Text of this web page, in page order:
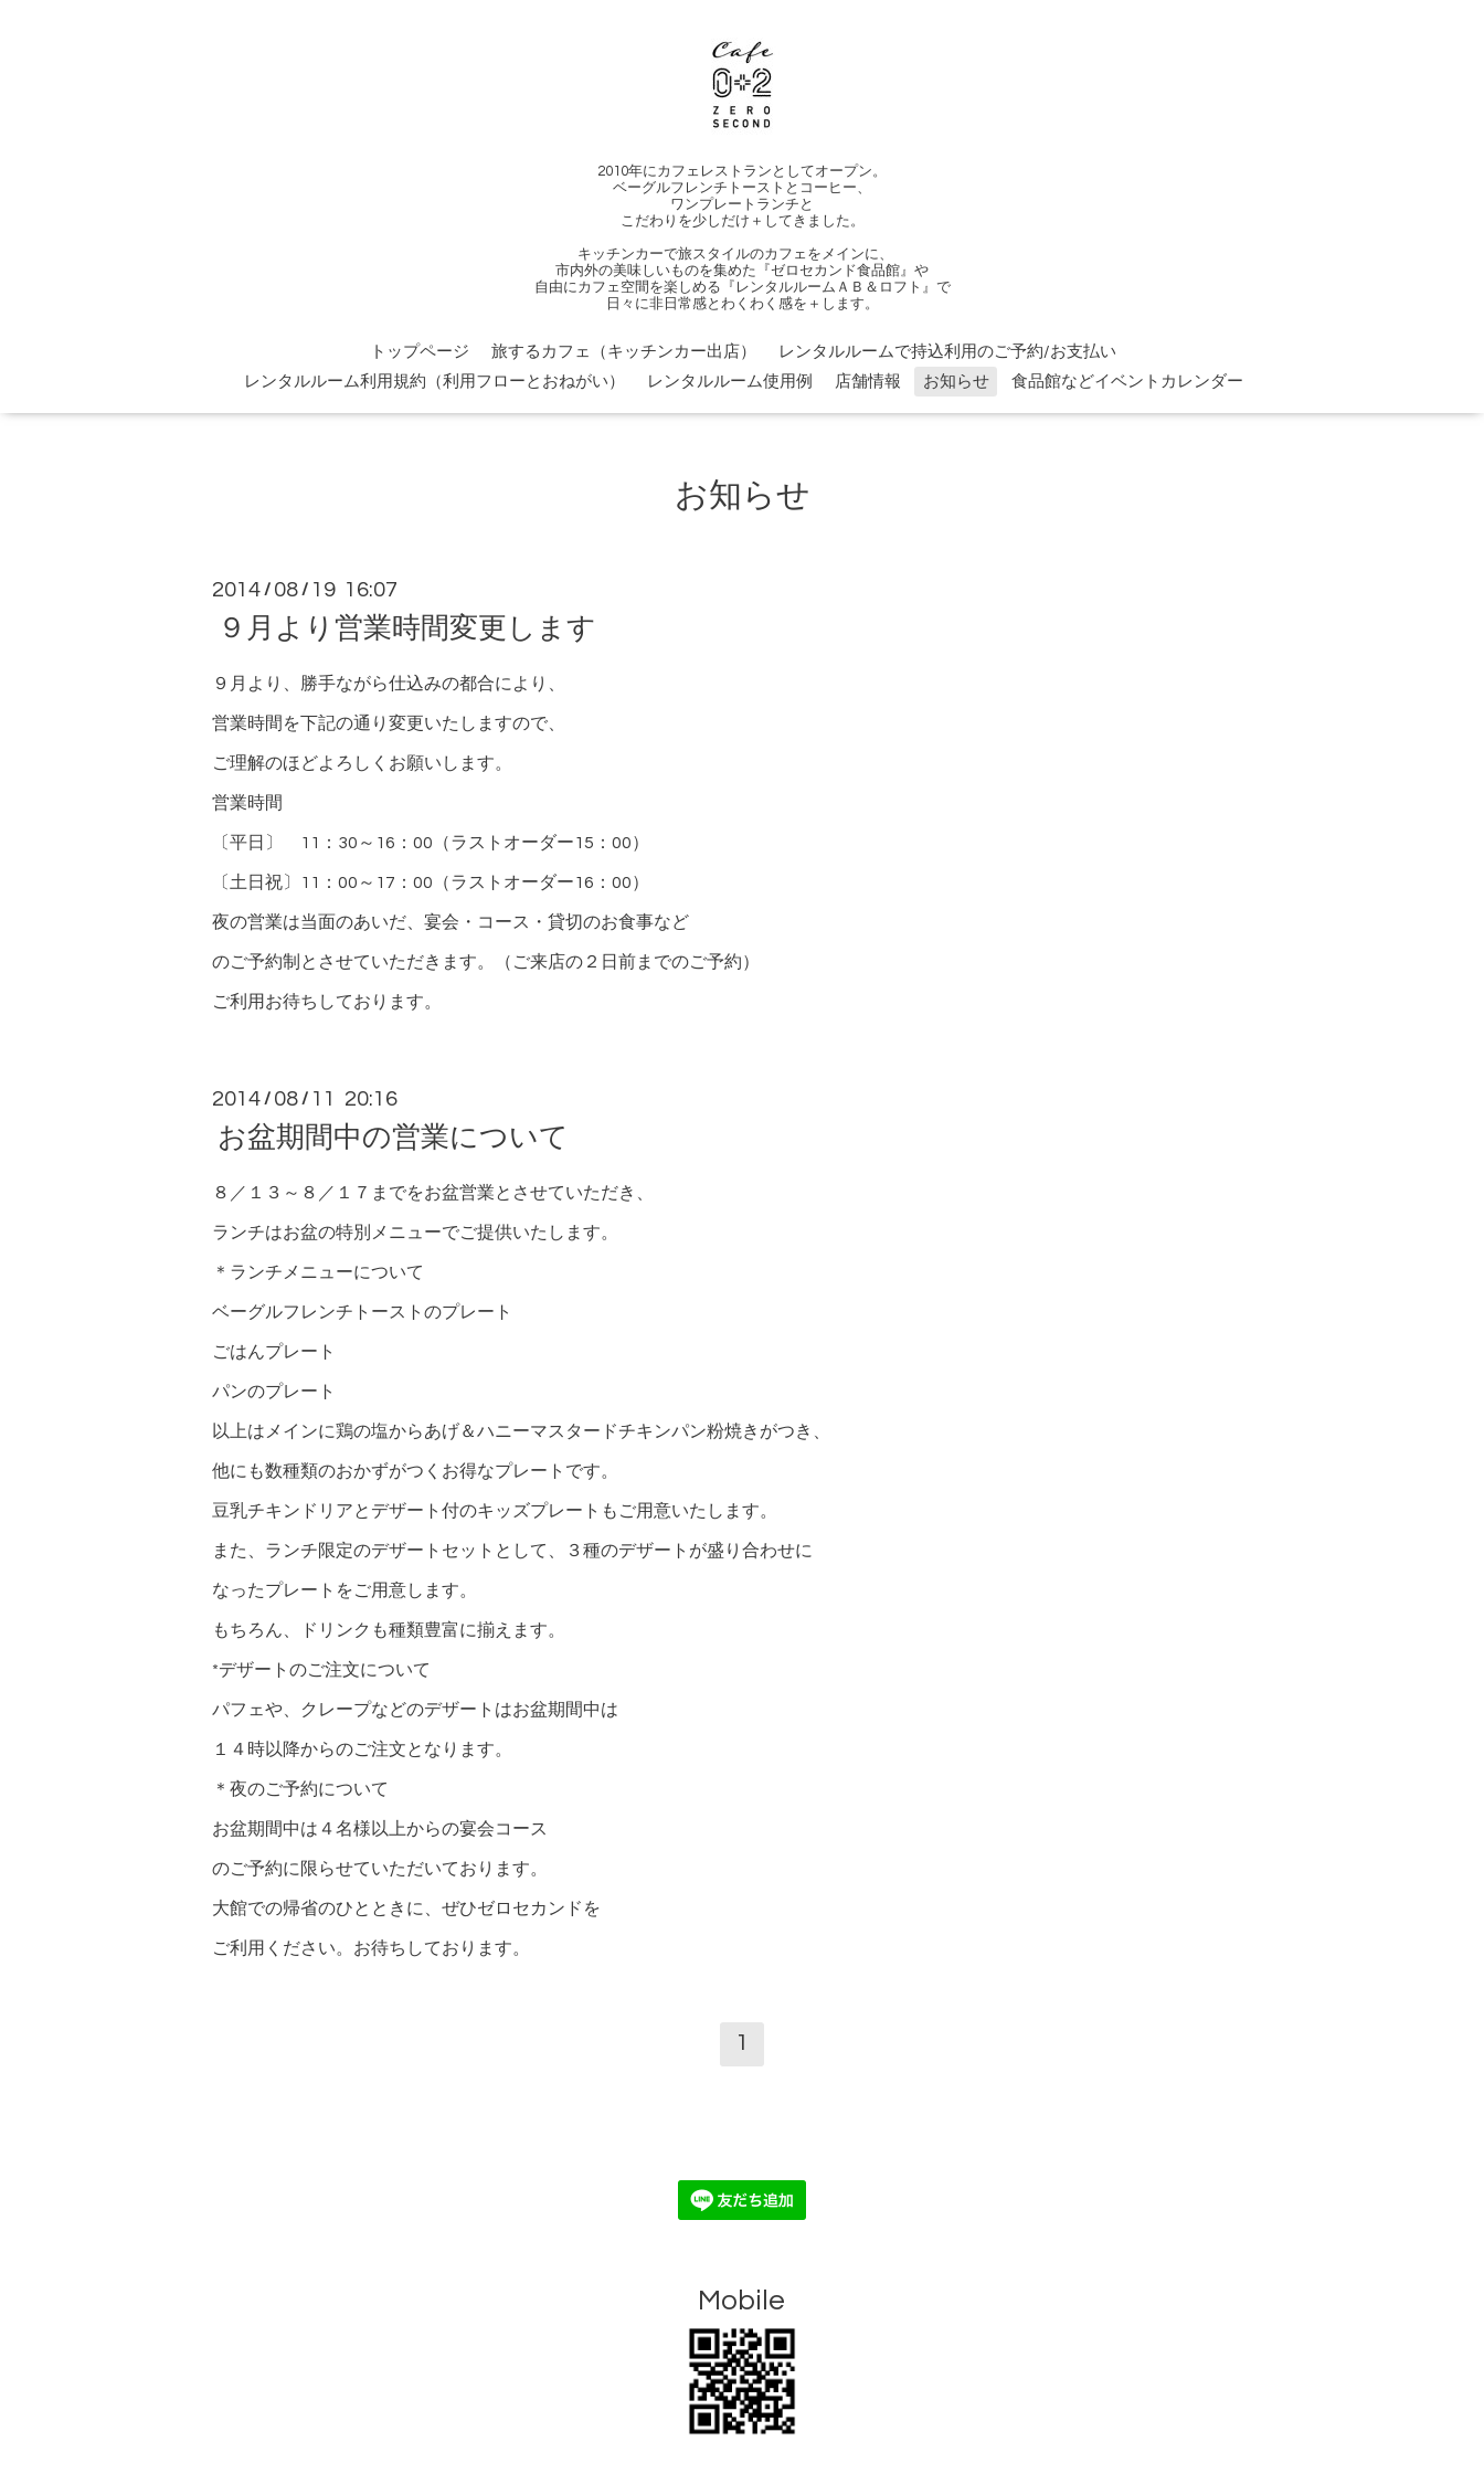
2010年にカフェレストランとしてオープン。
ベーグルフレンチトーストとコーヒー、
ワンプレートランチと
こだわりを少しだけ＋してきました。
キッチンカーで旅スタイルのカフェをメインに、
市内外の美味しいものを集めた『ゼロセカンド食品館』や
自由にカフェ空間を楽しめる『レンタルルームＡＢ＆ロフト』で
日々に非日常感とわくわく感を＋します。
トップページ 旅するカフェ（キッチンカー出店）
レンタルルームで持込利用のご予約/お支払い
レンタルルーム利用規約（利用フローとおねがい）
レンタルルーム使用例 店舗情報 お知らせ 食品館などイベントカレンダー
お知らせ
2014 / 08 / 19 16:07
９月より営業時間変更します
９月より、勝手ながら仕込みの都合により、
営業時間を下記の通り変更いたしますので、
ご理解のほどよろしくお願いします。
営業時間
〔平日〕 11：30～16：00（ラストオーダー15：00）
〔土日祝〕11：00～17：00（ラストオーダー16：00）
夜の営業は当面のあいだ、宴会・コース・貸切のお食事など
のご予約制とさせていただきます。（ご来店の２日前までのご予約）
ご利用お待ちしております。
2014 / 08 / 11 20:16
お盆期間中の営業について
８／１３～８／１７までをお盆営業とさせていただき、
ランチはお盆の特別メニューでご提供いたします。
＊ランチメニューについて
ベーグルフレンチトーストのプレート
ごはんプレート
パンのプレート
以上はメインに鶏の塩からあげ＆ハニーマスタードチキンパン粉焼きがつき、
他にも数種類のおかずがつくお得なプレートです。
豆乳チキンドリアとデザート付のキッズプレートもご用意いたします。
また、ランチ限定のデザートセットとして、３種のデザートが盛り合わせに
なったプレートをご用意します。
もちろん、ドリンクも種類豊富に揃えます。
*デザートのご注文について
パフェや、クレープなどのデザートはお盆期間中は
１４時以降からのご注文となります。
＊夜のご予約について
お盆期間中は４名様以上からの宴会コース
のご予約に限らせていただいております。
大館での帰省のひとときに、ぜひゼロセカンドを
ご利用ください。お待ちしております。
1
Mobile